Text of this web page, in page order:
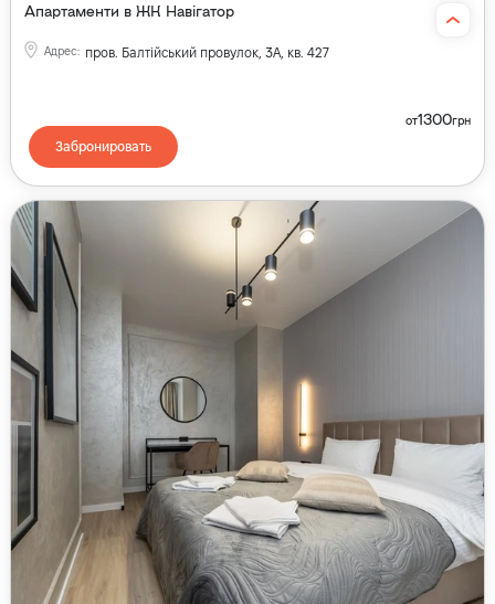
Апартаменти в ЖК Навігатор
Адрес: пров. Балтійський провулок, 3А, кв. 427
от1300грн
Забронировать